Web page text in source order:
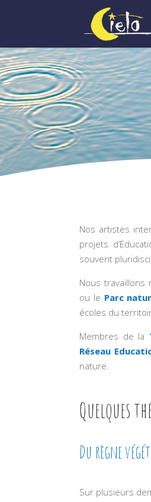
Nos artistes
projets
souvent
Nous
ou le Parc
écoles du
Membres de la
Réseau
nature.
Quelques
Du règne
Sur plusieurs